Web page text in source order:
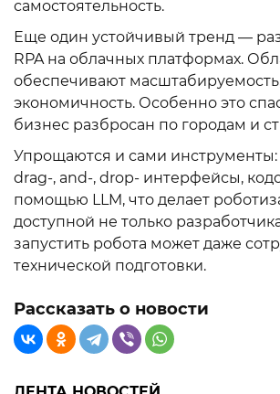
самостоятельность.
Еще один устойчивый тренд —
RPA на облачных платформах.
обеспечивают
экономичность. Особенно это
бизнес разбросан по городам и
Упрощаются и сами инструменты:
drag-, and-, drop- интерфейсы,
помощью LLM, что делает
доступной не только
запустить робота может даже
технической подготовки.
Рассказать о новости